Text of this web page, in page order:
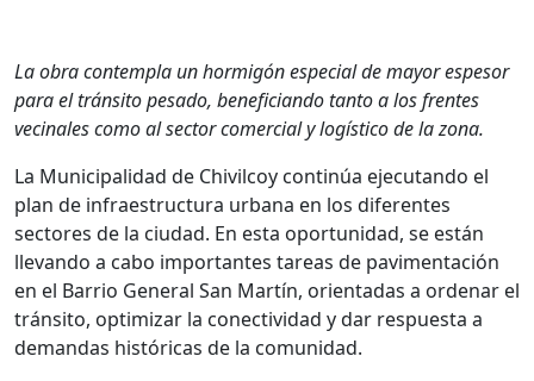
La obra contempla un hormigón especial de mayor espesor
para el tránsito pesado, beneficiando tanto a los frentes
vecinales como al sector comercial y logístico de la zona.
La Municipalidad de Chivilcoy continúa ejecutando el
plan de infraestructura urbana en los diferentes
sectores de la ciudad. En esta oportunidad, se están
llevando a cabo importantes tareas de pavimentación
en el Barrio General San Martín, orientadas a ordenar el
tránsito, optimizar la conectividad y dar respuesta a
demandas históricas de la comunidad.